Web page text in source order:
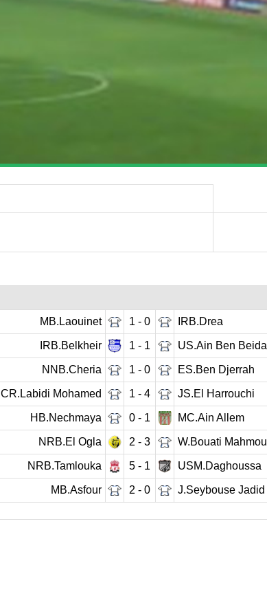
MB.Laouinet 1 - 0 IRB.Drea
IRB.Belkheir 1 - 1 US.Ain Ben Beida
NNB.Cheria 1 - 0 ES.Ben Djerrah
CR.Labidi Mohamed 1 - 4 JS.El Harrouchi
HB.Nechmaya 0 - 1 MC.Ain Allem
NRB.El Ogla 2 - 3 W.Bouati
NRB.Tamlouka 5 - 1 USM.Daghoussa
MB.Asfour 2 - 0 J.Seybouse Jadid